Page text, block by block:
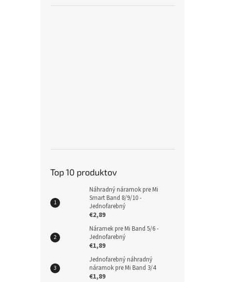
Top 10 produktov
Náhradný náramok pre Mi
Smart Band 8/9/10 -
Jednofarebný
€2,89
Náramek pre Mi Band 5/6 -
Jednofarebný
€1,89
Jednofarebný náhradný
náramok pre Mi Band 3/4
€1,89